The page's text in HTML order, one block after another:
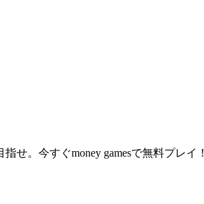
。今すぐmoney gamesで無料プレイ！